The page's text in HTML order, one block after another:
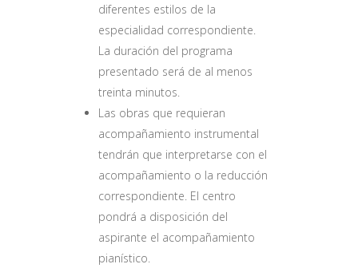
diferentes estilos de la
especialidad correspondiente.
La duración del programa
presentado será de al menos
treinta minutos.
Las obras que requieran
acompañamiento instrumental
tendrán que interpretarse con el
acompañamiento o la reducción
correspondiente. El centro
pondrá a disposición del
aspirante el acompañamiento
pianístico.